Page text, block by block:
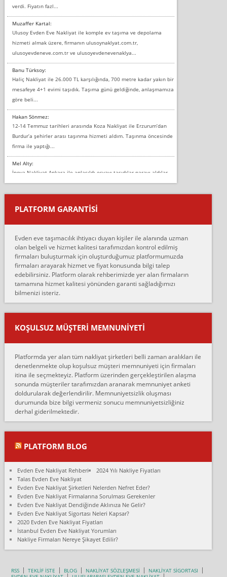
verdi. Fiyatın fazl...
Muzaffer Kartal:
Ulusoy Evden Eve Nakliyat ile komple ev taşıma ve depolama
hizmeti almak üzere, firmanın ulusoynaklyat.com.tr,
ulusoyevdeneve.com.tr ve ulusoyevdenevenaklya...
Banu Türksoy:
Haliç Nakliyat ile 26.000 TL karşılığında, 700 metre kadar yakın bir
mesafeye 4+1 evimi taşıdık. Taşıma günü geldiğinde, anlaşmamıza
göre beli...
Hakan Sönmez:
12-14 Temmuz tarihleri arasında Koza Nakliyat ile Erzurum’dan
Burdur’a şehirler arası taşınma hizmeti aldım. Taşınma öncesinde
firma ile yaptığı...
Mel Alty:
İnova Nakliyat Ankara ile anlaşıldı eşyayı taşıdılar parayı aldılar.
Salon duvarına bir baktım birisi boydan alüminyum renkli bantı
yapıştırm...
Murat:
çalıştıklarını, müş...
Ahmet:
Lüleburgaz güngünes evden eve naklyat eşyalarımı taşımak için
anlaştık sabah eve geldiklerinde de eşyalarımı düzgün şekilde
sarcaz demelerine r...
mehmet güldü:
Ankara ALİCANLAR NAKLİYAT Tutarsız ve ticari ahlak problemleri
var verdikleri fiyat teklifini arttırdılar. Sonrasında taşıma gününde
oldukça tutarsı...
Ankara Alicanlar naklyat tel 5465524025. 2600 TL'ye ankaradan
Konya ya Alicanlar naklyat la anlaştık bu şahıs evin taşınacağı gün
fiyatın mazoto gele...
Fatih kokmese:
Diyarbakır dan eşyamı getirtmek için anlaştım sözleşme yaptım.
Son anda fiyat artırdılar.. mecburiyetten tasittim.. bu kişiler ağrılı
Ali:
olduk. Asansörlü dediler sonra uraya asansör kurulmaz dediler
fark istediler. ortada asa...
Nimet:
Ben 2021 Ağustos ilk haftası Evimi taşıdım yani İstanbul'un bir
Mahallesi'nden bir başka Mahallesi'ne yani Ümraniye bölgesinde
oturuyorum önceleri ara...
Nimet Köse:
Merhaba ben 2021 Ağustos ilk haftası evimi Ümraniye'den Çok
Hancıoğlu naklyatla taşındım...
PLATFORM GARANTİSİ
Evden eve taşımacılık ihtiyacı duyan kişiler ile alanında uzman
olan belgeli ve hizmet kalitesi tarafımızdan kontrol edilmiş
firmaları buluşturmak için oluşturduğumuz platformumuzda
firmaları arayarak hizmet ve fiyat konusunda bilgi talep
edebilirsiniz. Platform olarak rehberimizde yer alan firmaların
tamamına hizmet kalitesi yönünden garanti sağladığımızı
bilmenizi isteriz.
KOŞULSUZ MÜŞTERI MEMNUNIYETI
Platformda yer alan tüm nakliyat şirketleri belli zaman aralıkları ile
denetlenmekte olup koşulsuz müşteri memnuniyeti için firmaları
itina ile seçmekteyiz. Platform üzerinden gerçekleştirilen alaşma
sonunda müşteriler tarafımızdan aranarak memnuniyet anketi
doldurularak değerlendirilir. Memnuniyetsizlik oluşması
durumunda bize bilgi vermeniz sonucu memnuniyetsizliğiniz
derhal giderilmektedir.
PLATFORM BLOG
Evden Eve Nakliyat Rehberi
2024 Yılı Nakliye Fiyatları
Talas Evden Eve Nakliyat
Evden Eve Nakliyat Şirketleri Nelerden Nefret Eder?
Evden Eve Nakliyat Firmalarına Sorulması Gerekenler
Evden Eve Nakliyat Dendiğinde Aklınıza Ne Gelir?
Evden Eve Nakliyat Sigortası Neleri Kapsar?
2020 Evden Eve Nakliyat Fiyatları
İstanbul Evden Eve Nakliyat Yorumları
Nakliye Firmaları Nereye Şikayet Edilir?
RSS TEKLİF İSTE BLOG NAKLİYAT SÖZLEŞMESİ
NAKLİYAT SİGORTASI